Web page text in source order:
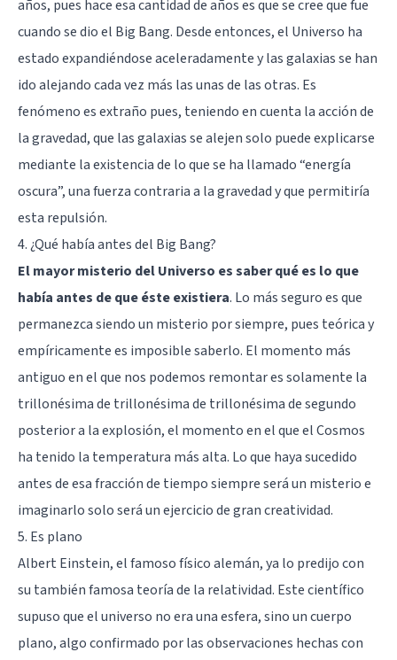
años, pues hace esa cantidad de años es que se cree que fue
cuando se dio el Big Bang. Desde entonces, el Universo ha
estado expandiéndose aceleradamente y las galaxias se han
ido alejando cada vez más las unas de las otras. Es
fenómeno es extraño pues, teniendo en cuenta la acción de
la gravedad, que las galaxias se alejen solo puede explicarse
mediante la existencia de lo que se ha llamado “energía
oscura”, una fuerza contraria a la gravedad y que permitiría
esta repulsión.
4. ¿Qué había antes del Big Bang?
El mayor misterio del Universo es saber qué es lo que
había antes de que éste existiera. Lo más seguro es que
permanezca siendo un misterio por siempre, pues teórica y
empíricamente es imposible saberlo. El momento más
antiguo en el que nos podemos remontar es solamente la
trillonésima de trillonésima de trillonésima de segundo
posterior a la explosión, el momento en el que el Cosmos
ha tenido la temperatura más alta. Lo que haya sucedido
antes de esa fracción de tiempo siempre será un misterio e
imaginarlo solo será un ejercicio de gran creatividad.
5. Es plano
Albert Einstein, el famoso físico alemán, ya lo predijo con
su también famosa teoría de la relatividad. Este científico
supuso que el universo no era una esfera, sino un cuerpo
plano, algo confirmado por las observaciones hechas con